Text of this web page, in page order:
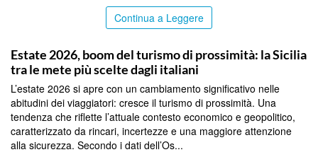
Continua a Leggere
Estate 2026, boom del turismo di prossimità: la Sicilia
tra le mete più scelte dagli italiani
L’estate 2026 si apre con un cambiamento significativo nelle
abitudini dei viaggiatori: cresce il turismo di prossimità. Una
tendenza che riflette l’attuale contesto economico e geopolitico,
caratterizzato da rincari, incertezze e una maggiore attenzione
alla sicurezza. Secondo i dati dell’Os...